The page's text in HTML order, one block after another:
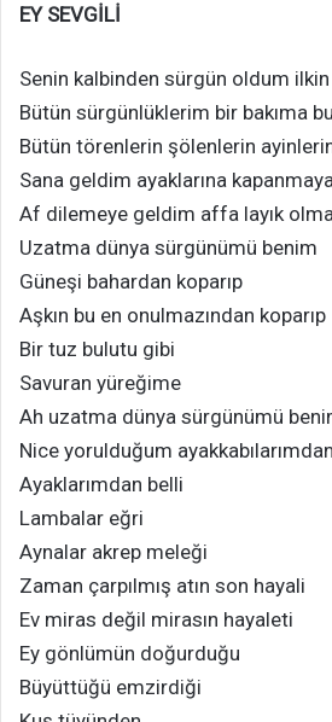
EY SEVGİLİ
Senin kalbinden sürgün oldum ilkin
Bütün sürgünlüklerim bir bakıma
Bütün törenlerin şölenlerin
Sana geldim ayaklarına
Af dilemeye geldim affa layık
Uzatma dünya sürgünümü benim
Güneşi bahardan koparıp
Aşkın bu en onulmazından koparıp
Bir tuz bulutu gibi
Savuran yüreğime
Ah uzatma dünya sürgünümü
Nice yorulduğum
Ayaklarımdan belli
Lambalar eğri
Aynalar akrep meleği
Zaman çarpılmış atın son hayali
Ev miras değil mirasın hayaleti
Ey gönlümün doğurduğu
Büyüttüğü emzirdiği